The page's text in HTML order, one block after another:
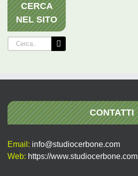
CERCA
NEL SITO
Cerca
per:
CONTATTI
Email: info@studiocerbone.com
Web: https://www.studiocerbone.com